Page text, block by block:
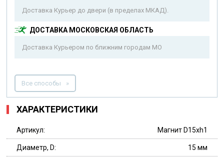
Доставка Курьер до двери (в пределах МКАД).
ДОСТАВКА МОСКОВСКАЯ ОБЛАСТЬ
Доставка Курьером по ближним городам МО
Все способы
ХАРАКТЕРИСТИКИ
Артикул: Магнит D15хh1
Диаметр, D: 15 мм